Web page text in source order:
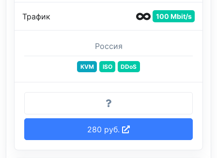
Трафик 100 Mbit/s
Россия
KVM ISO DDoS
280 руб.